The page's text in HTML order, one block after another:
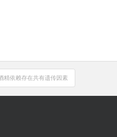
精依赖存在共有遗传因素